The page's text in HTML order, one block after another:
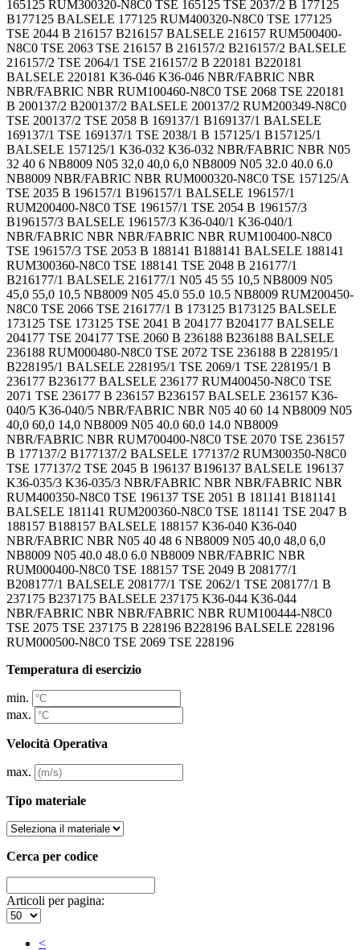
165125 RUM300320-N8C0 TSE 165125 TSE 2037/2 B 177125
B177125 BALSELE 177125 RUM400320-N8C0 TSE 177125
TSE 2044 B 216157 B216157 BALSELE 216157 RUM500400-
N8C0 TSE 2063 TSE 216157 B 216157/2 B216157/2 BALSELE
216157/2 TSE 2064/1 TSE 216157/2 B 220181 B220181
BALSELE 220181 K36-046 K36-046 NBR/FABRIC NBR
NBR/FABRIC NBR RUM100460-N8C0 TSE 2068 TSE 220181
B 200137/2 B200137/2 BALSELE 200137/2 RUM200349-N8C0
TSE 200137/2 TSE 2058 B 169137/1 B169137/1 BALSELE
169137/1 TSE 169137/1 TSE 2038/1 B 157125/1 B157125/1
BALSELE 157125/1 K36-032 K36-032 NBR/FABRIC NBR N05
32 40 6 NB8009 N05 32,0 40,0 6,0 NB8009 N05 32.0 40.0 6.0
NB8009 NBR/FABRIC NBR RUM000320-N8C0 TSE 157125/A
TSE 2035 B 196157/1 B196157/1 BALSELE 196157/1
RUM200400-N8C0 TSE 196157/1 TSE 2054 B 196157/3
B196157/3 BALSELE 196157/3 K36-040/1 K36-040/1
NBR/FABRIC NBR NBR/FABRIC NBR RUM100400-N8C0
TSE 196157/3 TSE 2053 B 188141 B188141 BALSELE 188141
RUM300360-N8C0 TSE 188141 TSE 2048 B 216177/1
B216177/1 BALSELE 216177/1 N05 45 55 10,5 NB8009 N05
45,0 55,0 10,5 NB8009 N05 45.0 55.0 10.5 NB8009 RUM200450-
N8C0 TSE 2066 TSE 216177/1 B 173125 B173125 BALSELE
173125 TSE 173125 TSE 2041 B 204177 B204177 BALSELE
204177 TSE 204177 TSE 2060 B 236188 B236188 BALSELE
236188 RUM000480-N8C0 TSE 2072 TSE 236188 B 228195/1
B228195/1 BALSELE 228195/1 TSE 2069/1 TSE 228195/1 B
236177 B236177 BALSELE 236177 RUM400450-N8C0 TSE
2071 TSE 236177 B 236157 B236157 BALSELE 236157 K36-
040/5 K36-040/5 NBR/FABRIC NBR N05 40 60 14 NB8009 N05
40,0 60,0 14,0 NB8009 N05 40.0 60.0 14.0 NB8009
NBR/FABRIC NBR RUM700400-N8C0 TSE 2070 TSE 236157
B 177137/2 B177137/2 BALSELE 177137/2 RUM300350-N8C0
TSE 177137/2 TSE 2045 B 196137 B196137 BALSELE 196137
K36-035/3 K36-035/3 NBR/FABRIC NBR NBR/FABRIC NBR
RUM400350-N8C0 TSE 196137 TSE 2051 B 181141 B181141
BALSELE 181141 RUM200360-N8C0 TSE 181141 TSE 2047 B
188157 B188157 BALSELE 188157 K36-040 K36-040
NBR/FABRIC NBR N05 40 48 6 NB8009 N05 40,0 48,0 6,0
NB8009 N05 40.0 48.0 6.0 NB8009 NBR/FABRIC NBR
RUM000400-N8C0 TSE 188157 TSE 2049 B 208177/1
B208177/1 BALSELE 208177/1 TSE 2062/1 TSE 208177/1 B
237175 B237175 BALSELE 237175 K36-044 K36-044
NBR/FABRIC NBR NBR/FABRIC NBR RUM100444-N8C0
TSE 2075 TSE 237175 B 228196 B228196 BALSELE 228196
RUM000500-N8C0 TSE 2069 TSE 228196
Temperatura di esercizio
min.
max.
Velocità Operativa
max.
Tipo materiale
Cerca per codice
Articoli per pagina:
<